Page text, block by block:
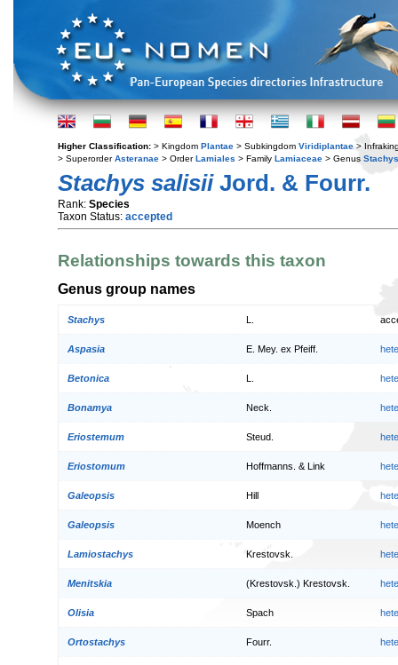
Higher Classification: > Kingdom Plantae > Subkingdom Viridiplantae >
> SuperorderAsteranae > OrderLamiales > Family Lamiaceae > Genus Stachys
Stachys salisiiJord. & Fourr.
Rank: Species
Taxon Status: accepted
Relationships towards this taxon
Genus group names
Stachys
Aspasia E. Mey. ex Pfeiff.
Betonica
Bonamya Neck.
Eriostemum Steud.
Eriostomum Hoffmanns. & Link
Galeopsis Hill
Galeopsis Moench
Lamiostachys Krestovsk.
Menitskia (Krestovsk.) Krestovsk.
Olisia Spach
Ortostachys Fourr.